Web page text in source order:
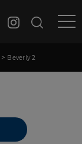
> Beverly 2